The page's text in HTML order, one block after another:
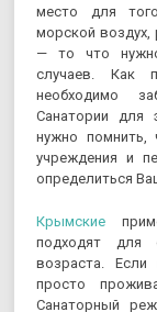
место для
морской воздух,
— то что
случаев. Как
необходимо
Санатории для
нужно помнить,
учреждения и
определиться
Крымские
подходят для
возраста.
просто
Санаторный